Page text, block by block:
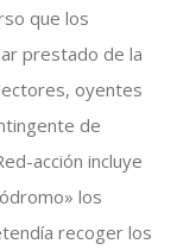
que los
prestado de la
oyentes
de
acción incluye
los
recoger los